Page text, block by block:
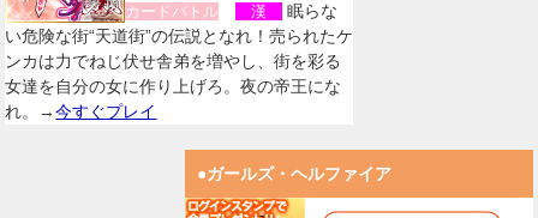
カードバトル 漢
眠らな
い危険な街“天道街”の伝説となれ！売られたケ
ンカは力でねじ伏せ舎弟を増やし、街を彩る
女達を自分の女に作り上げろ。夜の帝王にな
れ。→今すぐプレイ
●ガールズ・ヘルファイア